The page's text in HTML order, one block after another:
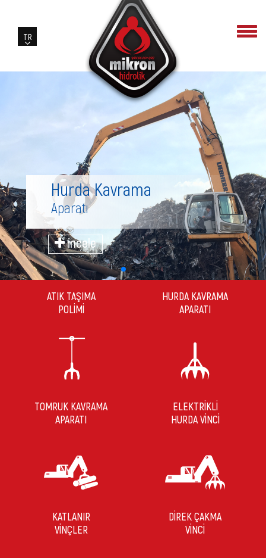
Hurda Kavrama
Aparatı
incele
ATIK TAŞIMA
POLİMİ
HURDA KAVRAMA
APARATI
TOMRUK KAVRAMA
APARATI
ELEKTRİKLİ
HURDA VİNCİ
KATLANIR
VİNÇLER
DİREK ÇAKMA
VİNCİ